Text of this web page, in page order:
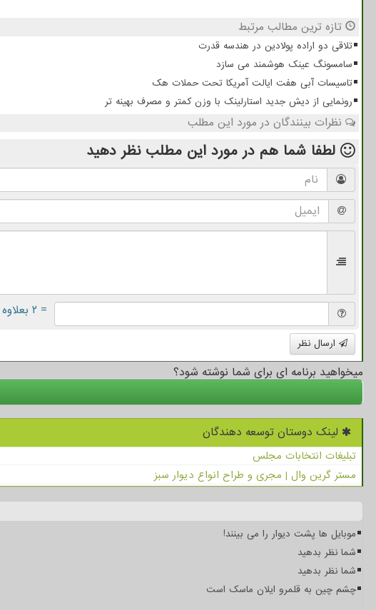
تازه ترین مطالب مرتبط
تلاقی دو اراده پولادین در هندسه قدرت
سامسونگ عینک هوشمند می سازد
تاسیسات آبی هفت ایالت آمریکا تحت حملات هک
رونمایی از دیش جدید استارلینک با وزن کمتر و مصرف بهینه تر
نظرات بینندگان در مورد این مطلب
لطفا شما هم در مورد این مطلب نظر دهید
= ۲ بعلاوه ۲
ارسال نظر
میخواهید برنامه ای برای شما نوشته شود؟
لینک دوستان توسعه دهندگان
تبلیغات انتخابات مجلس
مستر گرین وال | مجری و طراح انواع دیوار سبز
موبایل ها پشت دیوار را می بینند!
شما نظر بدهید
شما نظر بدهید
چشم چین به قلمرو ایلان ماسک است